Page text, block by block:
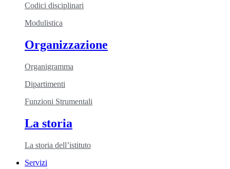
Codici disciplinari
Modulistica
Organizzazione
Organigramma
Dipartimenti
Funzioni Strumentali
La storia
La storia dell’istituto
Servizi